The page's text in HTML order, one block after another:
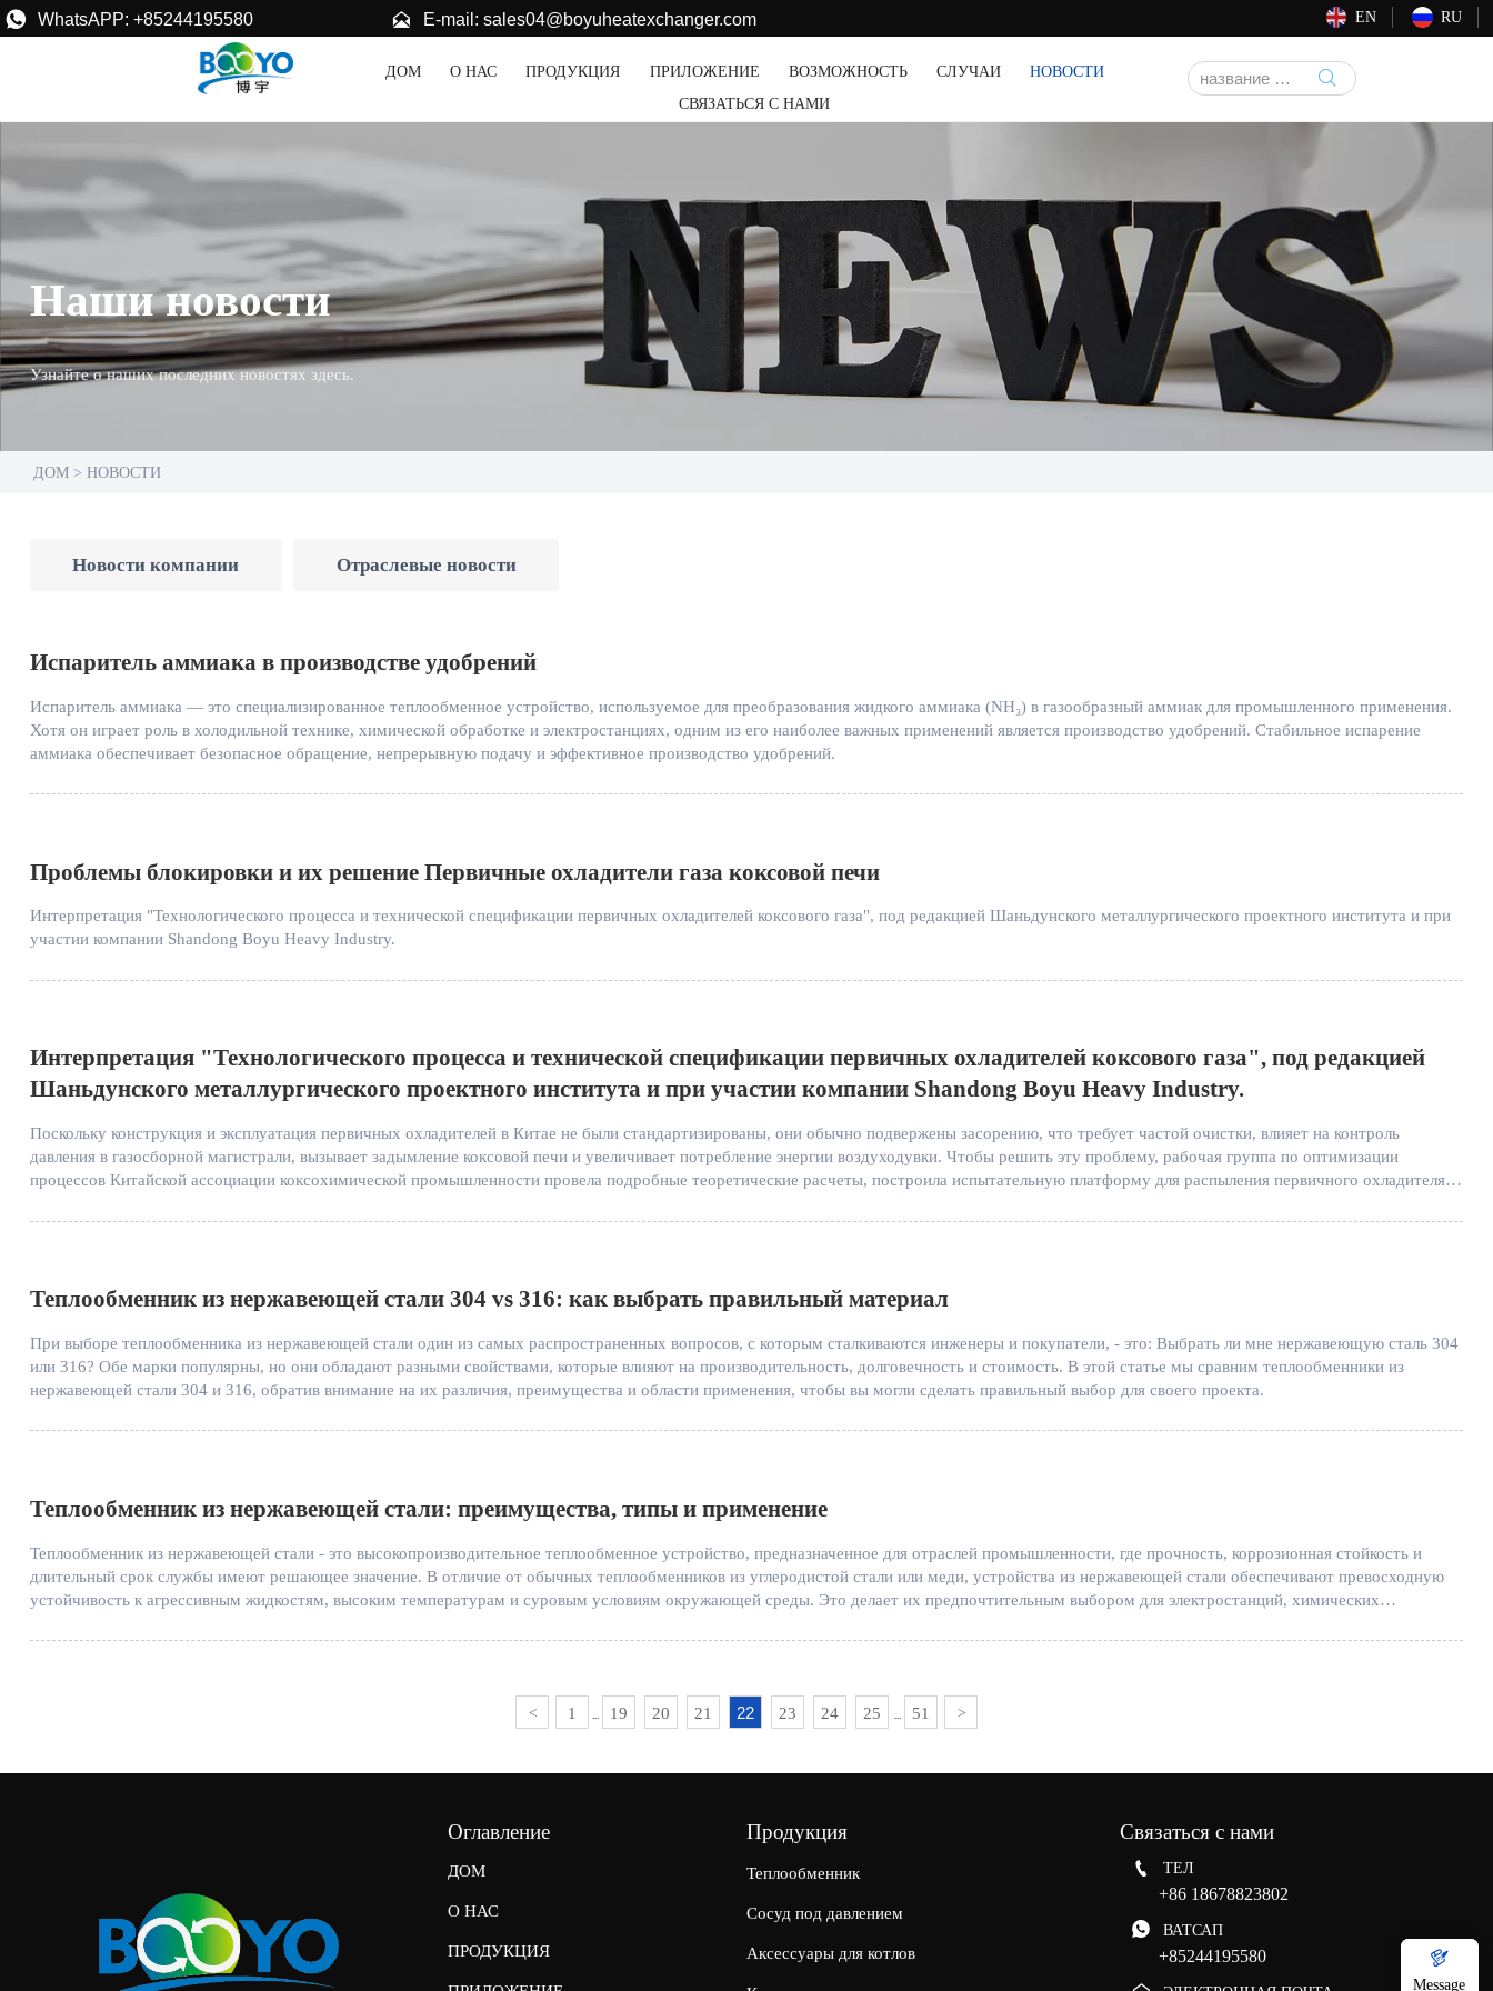
 WhatsAPP: +85244195580  E-mail: sales04@boyuheatexchanger.com EN RU
ДОМ О НАС ПРОДУКЦИЯ ПРИЛОЖЕНИЕ ВОЗМОЖНОСТЬ СЛУЧАИ
НОВОСТИ
СВЯЗАТЬСЯ С НАМИ

Наши новости
Узнайте о наших последних новостях здесь.
ДОМ > НОВОСТИ
Новости компании Отраслевые новости
Испаритель аммиака в производстве удобрений
Испаритель аммиака — это специализированное теплообменное устройство, используемое для преобразования жидкого аммиака (NH₃) в газообразный аммиак для промышленного применения.
Хотя он играет роль в холодильной технике, химической обработке и электростанциях, одним из его наиболее важных применений является производство удобрений. Стабильное испарение
аммиака обеспечивает безопасное обращение, непрерывную подачу и эффективное производство удобрений.
Проблемы блокировки и их решение Первичные охладители газа коксовой печи
Интерпретация "Технологического процесса и технической спецификации первичных охладителей коксового газа", под редакцией Шаньдунского металлургического проектного института и при
участии компании Shandong Boyu Heavy Industry.
Интерпретация "Технологического процесса и технической спецификации первичных охладителей коксового газа", под редакцией
Шаньдунского металлургического проектного института и при участии компании Shandong Boyu Heavy Industry.
Поскольку конструкция и эксплуатация первичных охладителей в Китае не были стандартизированы, они обычно подвержены засорению, что требует частой очистки, влияет на контроль
давления в газосборной магистрали, вызывает задымление коксовой печи и увеличивает потребление энергии воздуходувки. Чтобы решить эту проблему, рабочая группа по оптимизации
процессов Китайской ассоциации коксохимической промышленности провела подробные теоретические расчеты, построила испытательную платформу для распыления первичного охладителя и
Теплообменник из нержавеющей стали 304 vs 316: как выбрать правильный материал
При выборе теплообменника из нержавеющей стали один из самых распространенных вопросов, с которым сталкиваются инженеры и покупатели, - это: Выбрать ли мне нержавеющую сталь 304
или 316? Обе марки популярны, но они обладают разными свойствами, которые влияют на производительность, долговечность и стоимость. В этой статье мы сравним теплообменники из
нержавеющей стали 304 и 316, обратив внимание на их различия, преимущества и области применения, чтобы вы могли сделать правильный выбор для своего проекта.
Теплообменник из нержавеющей стали: преимущества, типы и применение
Теплообменник из нержавеющей стали - это высокопроизводительное теплообменное устройство, предназначенное для отраслей промышленности, где прочность, коррозионная стойкость и
длительный срок службы имеют решающее значение. В отличие от обычных теплообменников из углеродистой стали или меди, устройства из нержавеющей стали обеспечивают превосходную
устойчивость к агрессивным жидкостям, высоким температурам и суровым условиям окружающей среды. Это делает их предпочтительным выбором для электростанций, химических
< 1 19 20 21 22 23 24 25 51 >
Оглавление
ДОМ
О НАС
ПРОДУКЦИЯ
Продукция
Теплообменник
Сосуд под давлением
Аксессуары для котлов
Связаться с нами
 ТЕЛ
+86 18678823802
 ВАТСАП
+85244195580 
Message